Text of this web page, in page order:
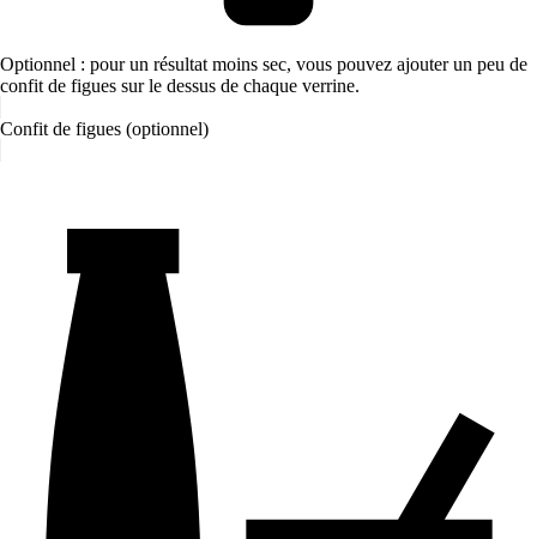
Optionnel : pour un résultat moins sec, vous pouvez ajouter un peu de
confit de figues sur le dessus de chaque verrine.
Confit de figues (optionnel)